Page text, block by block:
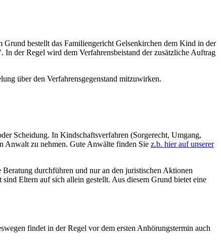
Grund bestellt das Familiengericht Gelsenkirchen dem Kind in der
der Regel wird dem Verfahrensbeistand der zusätzliche Auftrag
über den Verfahrensgegenstand mitzuwirken.
Scheidung. In Kindschaftsverfahren (Sorgerecht, Umgang,
Anwalt zu nehmen. Gute Anwälte finden Sie z.b. hier auf unserer
durchführen und nur an den juristischen Aktionen
Eltern auf sich allein gestellt. Aus diesem Grund bietet eine
findet in der Regel vor dem ersten Anhörungstermin auch